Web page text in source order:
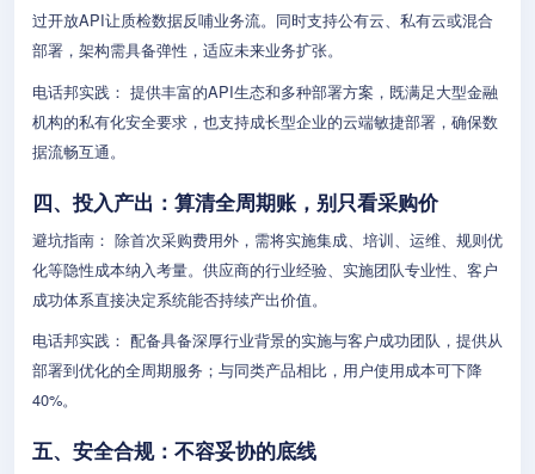
过开放API让质检数据反哺业务流。同时支持公有云、私有云或混合
部署，架构需具备弹性，适应未来业务扩张。
电话邦实践： 提供丰富的API生态和多种部署方案，既满足大型金融
机构的私有化安全要求，也支持成长型企业的云端敏捷部署，确保数
据流畅互通。
四、投入产出：算清全周期账，别只看采购价
避坑指南： 除首次采购费用外，需将实施集成、培训、运维、规则优
化等隐性成本纳入考量。供应商的行业经验、实施团队专业性、客户
成功体系直接决定系统能否持续产出价值。
电话邦实践： 配备具备深厚行业背景的实施与客户成功团队，提供从
部署到优化的全周期服务；与同类产品相比，用户使用成本可下降
40%。
五、安全合规：不容妥协的底线